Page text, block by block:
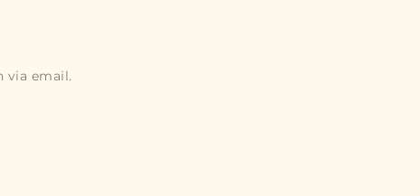
via email.